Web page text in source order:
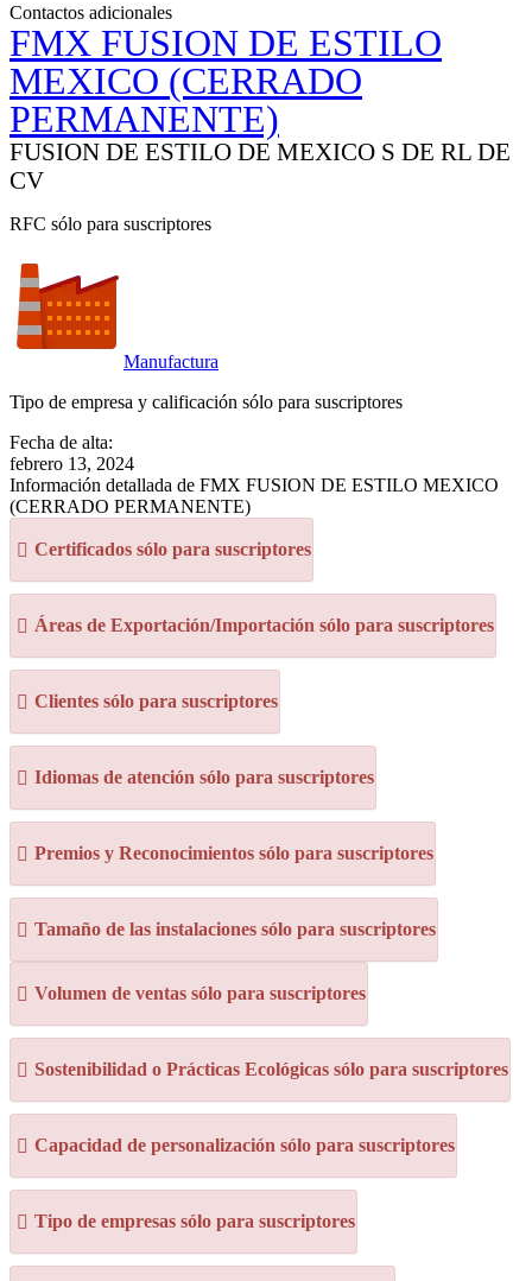
Contactos adicionales
FMX FUSION DE ESTILO
MEXICO (CERRADO
PERMANENTE)
FUSION DE ESTILO DE MEXICO S DE RL DE
CV
RFC sólo para suscriptores
Manufactura
Tipo de empresa y calificación sólo para suscriptores
Fecha de alta:
febrero 13, 2024
Información detallada de FMX FUSION DE ESTILO MEXICO
(CERRADO PERMANENTE)
Certificados sólo para suscriptores
Áreas de Exportación/Importación sólo para suscriptores
Clientes sólo para suscriptores
Idiomas de atención sólo para suscriptores
Premios y Reconocimientos sólo para suscriptores
Tamaño de las instalaciones sólo para suscriptores
Volumen de ventas sólo para suscriptores
Sostenibilidad o Prácticas Ecológicas sólo para suscriptores
Capacidad de personalización sólo para suscriptores
Tipo de empresas sólo para suscriptores